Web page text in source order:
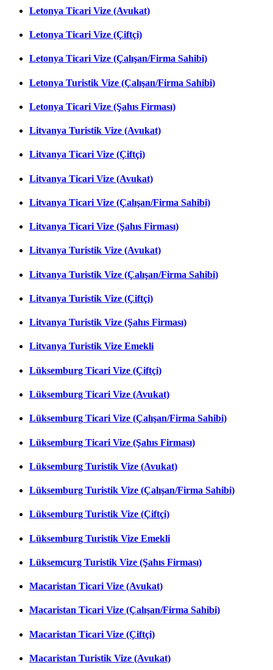
Letonya Ticari Vize (Avukat)
Letonya Ticari Vize (Çiftçi)
Letonya Ticari Vize (Çalışan/Firma Sahibi)
Letonya Turistik Vize (Çalışan/Firma Sahibi)
Letonya Ticari Vize (Şahıs Firması)
Litvanya Turistik Vize (Avukat)
Litvanya Ticari Vize (Çiftçi)
Litvanya Ticari Vize (Avukat)
Litvanya Ticari Vize (Çalışan/Firma Sahibi)
Litvanya Ticari Vize (Şahıs Firması)
Litvanya Turistik Vize (Avukat)
Litvanya Turistik Vize (Çalışan/Firma Sahibi)
Litvanya Turistik Vize (Çiftçi)
Litvanya Turistik Vize (Şahıs Firması)
Litvanya Turistik Vize Emekli
Lüksemburg Ticari Vize (Çiftçi)
Lüksemburg Ticari Vize (Avukat)
Lüksemburg Ticari Vize (Çalışan/Firma Sahibi)
Lüksemburg Ticari Vize (Şahıs Firması)
Lüksemburg Turistik Vize (Avukat)
Lüksemburg Turistik Vize (Çalışan/Firma Sahibi)
Lüksemburg Turistik Vize (Çiftçi)
Lüksemburg Turistik Vize Emekli
Lüksemcurg Turistik Vize (Şahıs Firması)
Macaristan Ticari Vize (Avukat)
Macaristan Ticari Vize (Çalışan/Firma Sahibi)
Macaristan Ticari Vize (Çiftçi)
Macaristan Turistik Vize (Avukat)